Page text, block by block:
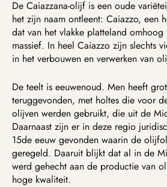
De Caiazzana-olijf is een oude
het zijn naam ontleent: Caiazzo, een
dat van het vlakke platteland omhoog
massief. In heel Caiazzo zijn slechts
in het verbouwen en verwerken van
De teelt is eeuwenoud. Men heeft
teruggevonden, met holtes die voor
olijven werden gebruikt, die uit de
Daarnaast zijn er in deze regio
15de eeuw gevonden waarin de
geregeld. Daaruit blijkt dat al in de
werd gehecht aan de productie van
hoge kwaliteit.